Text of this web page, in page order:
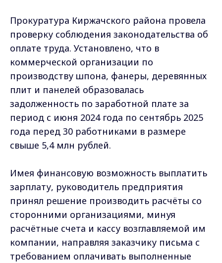
Прокуратура Киржачского района провела
проверку соблюдения законодательства об
оплате труда. Установлено, что в
коммерческой организации по
производству шпона, фанеры, деревянных
плит и панелей образовалась
задолженность по заработной плате за
период с июня 2024 года по сентябрь 2025
года перед 30 работниками в размере
свыше 5,4 млн рублей.
Имея финансовую возможность выплатить
зарплату, руководитель предприятия
принял решение производить расчёты со
сторонними организациями, минуя
расчётные счета и кассу возглавляемой им
компании, направляя заказчику письма с
требованием оплачивать выполненные